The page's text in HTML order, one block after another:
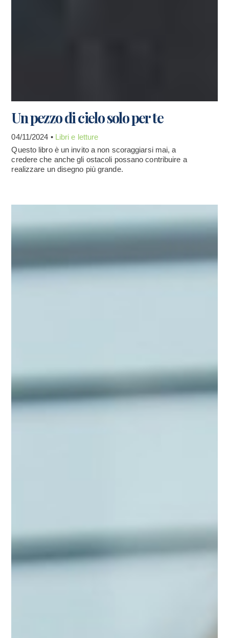
Un pezzo di cielo solo per te
04/11/2024 • Libri e letture
Questo libro è un invito a non scoraggiarsi mai, a
credere che anche gli ostacoli possano contribuire a
realizzare un disegno più grande.